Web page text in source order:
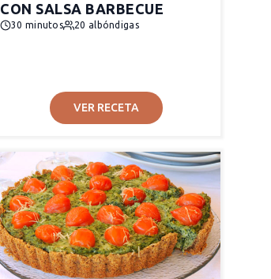
CON SALSA BARBECUE
30 minutos 20 albóndigas
VER RECETA